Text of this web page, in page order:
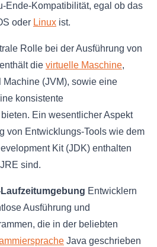
Ende-Kompatibilität, egal ob das
oder Linux ist.
Rolle bei der Ausführung von
die virtuelle Maschine,
Machine (JVM), sowie eine
konsistente
Ein wesentlicher Aspekt
von Entwicklungs-Tools wie dem
Kit (JDK) enthalten
sind.
Entwicklern
Ausführung und
die in der beliebten
Java geschrieben